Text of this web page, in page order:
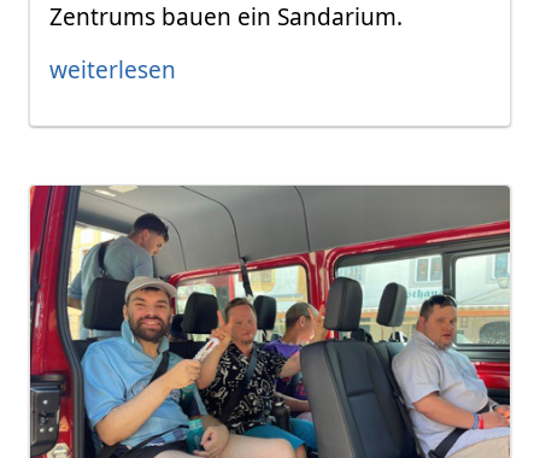
Zentrums bauen ein Sandarium.
weiterlesen